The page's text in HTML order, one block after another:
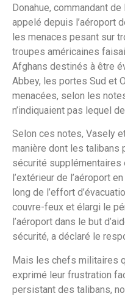
Donahue, commandant
appelé depuis l’aéroport
les menaces pesant sur
troupes américaines
Afghans destinés à être
Abbey, les portes Sud et
menacées, selon les
n’indiquaient pas lequel
Selon ces notes, Vasely
manière dont les talibans
sécurité
l’extérieur de l’aéroport
long de l’effort
couvre-feux et élargi le
l’aéroport dans le but
sécurité, a déclaré le
Mais les chefs militaires
exprimé leur frustration
persistant des talibans,